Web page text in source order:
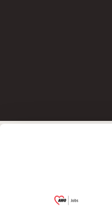
Garitz
(Ein
Bezirksverbandes